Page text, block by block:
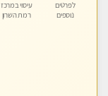
לפרטים
נוספים
עיסוי במרכז
רמת השרון